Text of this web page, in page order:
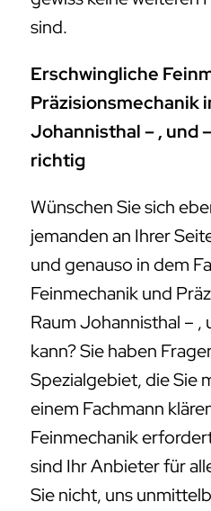
sind.
Erschwingliche
Präzisionsmechanik
Johannisthal – , und
richtig
Wünschen Sie sich
jemanden an Ihrer
und genauso in dem
Feinmechanik und
Raum Johannisthal – ,
kann? Sie haben
Spezialgebiet, die Sie
einem Fachmann
Feinmechanik
sind Ihr Anbieter für
Sie nicht, uns